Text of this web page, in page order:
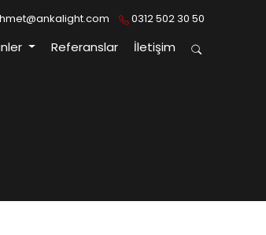
0312 502 30 50
Referanslar İletişim